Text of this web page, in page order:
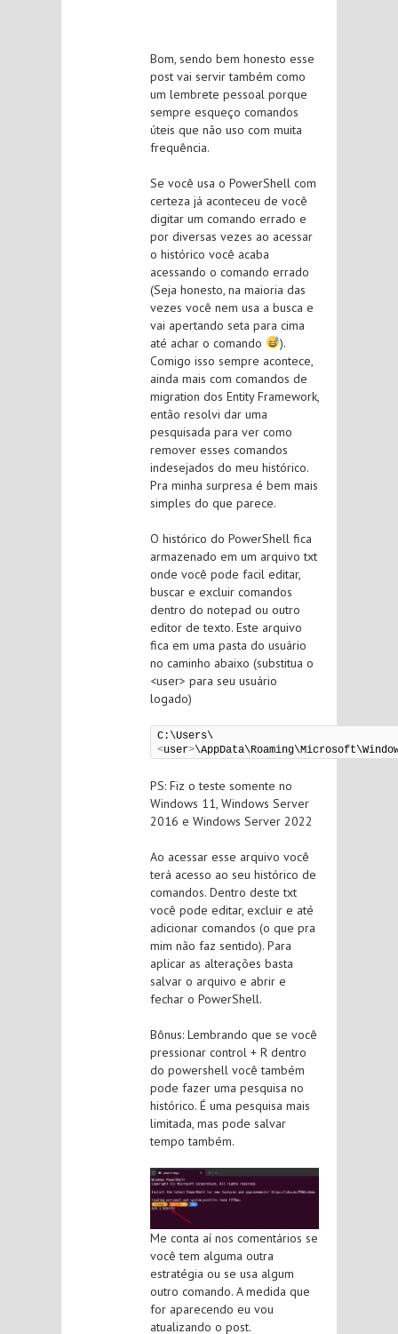
Bom, sendo bem honesto esse
post vai servir também como
um lembrete pessoal porque
sempre esqueço comandos
úteis que não uso com muita
frequência.
Se você usa o PowerShell com
certeza já aconteceu de você
digitar um comando errado e
por diversas vezes ao acessar
o histórico você acaba
acessando o comando errado
(Seja honesto, na maioria das
vezes você nem usa a busca e
vai apertando seta para cima
até achar o comando
).
Comigo isso sempre acontece,
ainda mais com comandos de
migration dos Entity Framework,
então resolvi dar uma
pesquisada para ver como
remover esses comandos
indesejados do meu histórico.
Pra minha surpresa é bem mais
simples do que parece.
O histórico do PowerShell fica
armazenado em um arquivo txt
onde você pode facil editar,
buscar e excluir comandos
dentro do notepad ou outro
editor de texto. Este arquivo
fica em uma pasta do usuário
no caminho abaixo (substitua o
<user> para seu usuário
logado)
C:\Users\
<user>
PS: Fiz o teste somente no
Windows 11, Windows Server
2016 e Windows Server 2022
Ao acessar esse arquivo você
terá acesso ao seu histórico de
comandos. Dentro deste txt
você pode editar, excluir e até
adicionar comandos (o que pra
mim não faz sentido). Para
aplicar as alterações basta
salvar o arquivo e abrir e
fechar o PowerShell.
Bônus: Lembrando que se você
pressionar control + R dentro
do powershell você também
pode fazer uma pesquisa no
histórico. É uma pesquisa mais
limitada, mas pode salvar
tempo também.
Me conta aí nos comentários se
você tem alguma outra
estratégia ou se usa algum
outro comando. A medida que
for aparecendo eu vou
atualizando o post.